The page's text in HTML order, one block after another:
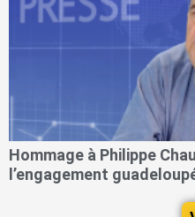
Hommage à Philippe
l’engagement